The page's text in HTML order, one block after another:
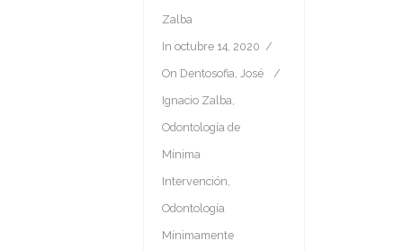
Zalba
In octubre 14, 2020
On Dentosofia
José
Ignacio Zalba
Odontología de
Mínima
Intervención
Odontología
Mínimamente